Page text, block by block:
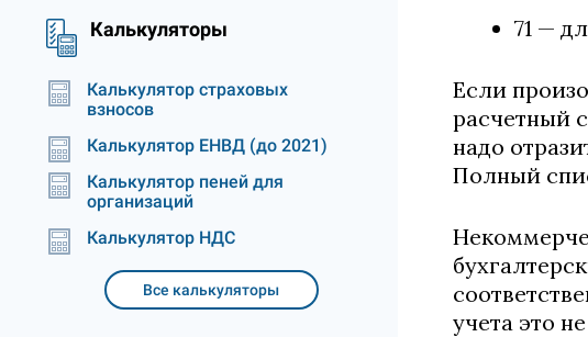
Калькуляторы
Калькулятор страховых
взносов
Калькулятор ЕНВД (до 2021)
Калькулятор пеней для
организаций
Калькулятор НДС
Все калькуляторы
71 —
Если
расчетный
надо
Полный
учета это